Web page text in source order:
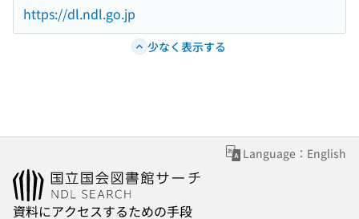
https://dl.ndl.go.jp
少なく表示する
Language：English
資料にアクセスするための手段